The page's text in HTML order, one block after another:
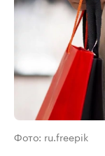
Фото: ru.freepik